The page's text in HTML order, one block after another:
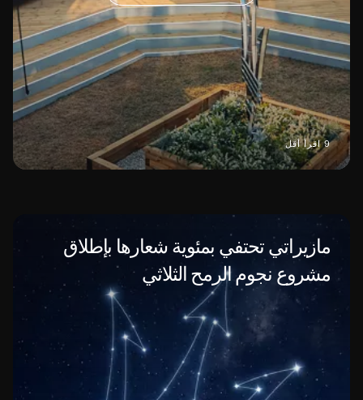
9 اقرأ أقل
مازيراتي تحتفي بمئوية شعارها بإطلاق
مشروع نجوم الرمح الثلاثي